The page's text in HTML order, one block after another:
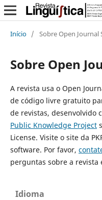
Início / Sobre Open Journal
Sobre Open
A revista usa o Open
de código livre gratuito
de revistas, desenvolvido
Public Knowledge Project
License. Visite o site da
software. Por favor,
perguntas sobre a revista
Idioma